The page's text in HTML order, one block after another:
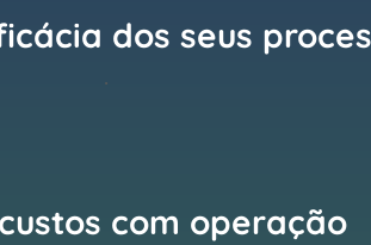
dos seus
.
com operação